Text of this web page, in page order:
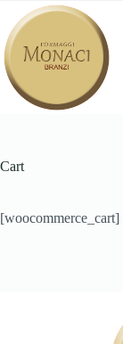
contenuto
Cart
[woocommerce_cart]